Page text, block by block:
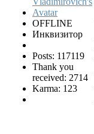
OFFLINE
Инквизитор
Posts: 117119
Thank you
received: 2714
Karma: 123